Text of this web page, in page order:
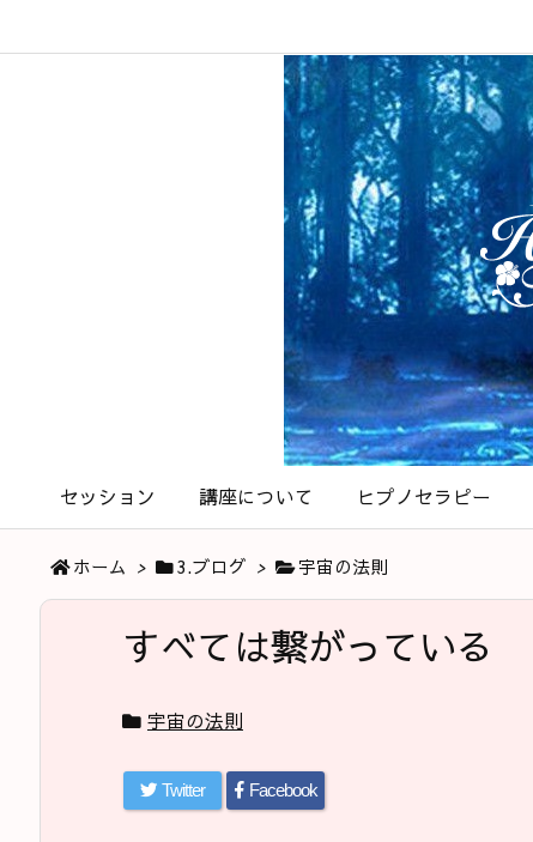
セッション 講座について ヒプノセラピー
ホーム > 3.ブログ > 宇宙の法則
すべては繋がっている
宇宙の法則
Twitter Facebook